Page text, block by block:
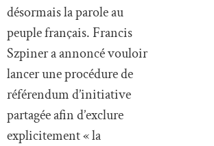
désormais la parole au
peuple français. Francis
Szpiner a annoncé vouloir
lancer une procédure de
référendum d’initiative
partagée afin d’exclure
explicitement « la